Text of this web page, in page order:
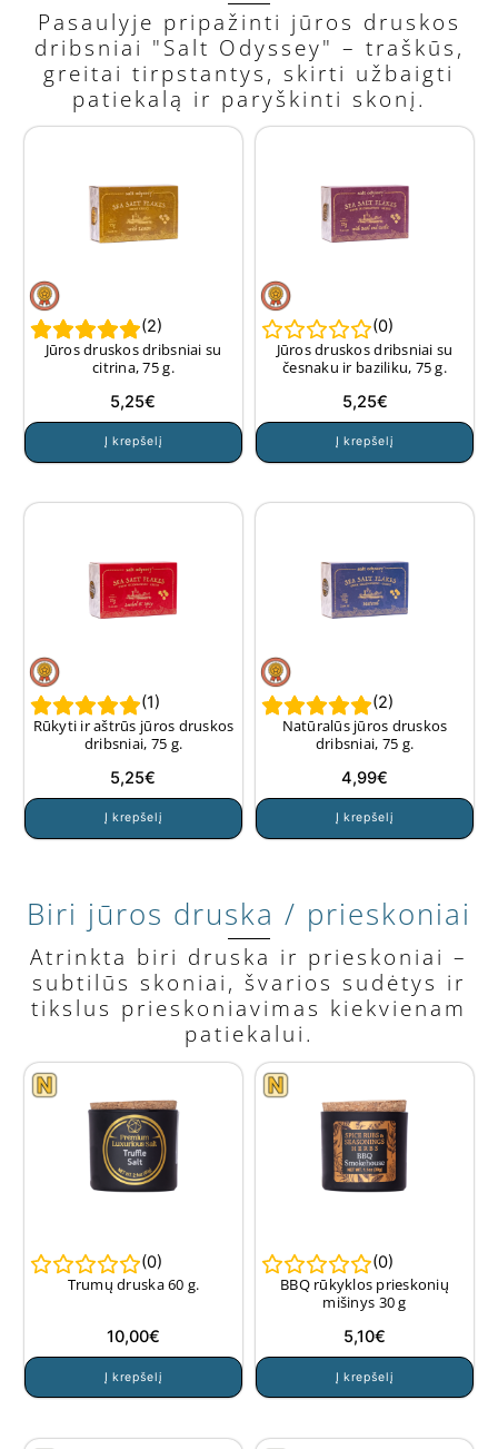
Pasaulyje pripažinti jūros druskos
dribsniai "Salt Odyssey" – traškūs,
greitai tirpstantys, skirti užbaigti
patiekalą ir paryškinti skonį.
(2)
Jūros druskos dribsniai su
citrina, 75 g.
5,25€
Į krepšelį
(0)
Jūros druskos dribsniai su
česnaku ir baziliku, 75 g.
5,25€
Į krepšelį
(1)
Rūkyti ir aštrūs jūros druskos
dribsniai, 75 g.
5,25€
Į krepšelį
(2)
Natūralūs jūros druskos
dribsniai, 75 g.
4,99€
Į krepšelį
Biri jūros druska / prieskoniai
Atrinkta biri druska ir prieskoniai –
subtilūs skoniai, švarios sudėtys ir
tikslus prieskoniavimas kiekvienam
patiekalui.
(0)
Trumų druska 60 g.
10,00€
Į krepšelį
(0)
BBQ rūkyklos prieskonių
mišinys 30 g
5,10€
Į krepšelį